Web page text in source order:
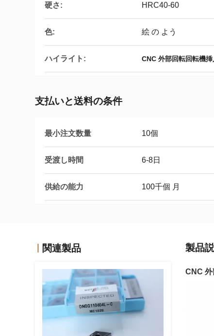
硬さ: HRC40-60
色: 絵 の よう
ハイライト: CNC 外部回転回転機挿
支払いと送料の条件
最小注文数量 10個
受渡し時間 6-8日
供給の能力 100千個 月
関連製品 製品
CNC 外